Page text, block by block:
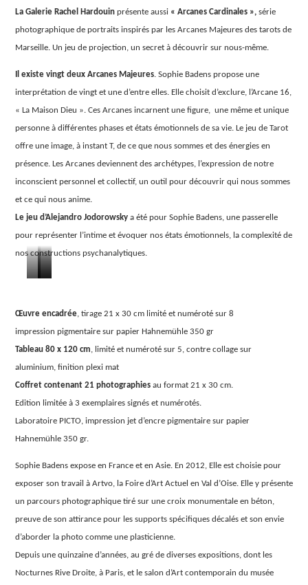
La Galerie Rachel Hardouin présente aussi « Arcanes Cardinales », série
photographique de portraits inspirés par les Arcanes Majeures des tarots de
Marseille. Un jeu de projection, un secret à découvrir sur nous-même.
Il existe vingt deux Arcanes Majeures. Sophie Badens propose une
interprétation de vingt et une d’entre elles. Elle choisit d’exclure, l’Arcane 16,
« La Maison Dieu ». Ces Arcanes incarnent une figure, une même et unique
personne à différentes phases et états émotionnels de sa vie. Le jeu de Tarot
offre une image, à instant T, de ce que nous sommes et des énergies en
présence. Les Arcanes deviennent des archétypes, l’expression de notre
inconscient personnel et collectif, un outil pour découvrir qui nous sommes
et ce qui nous anime.
Le jeu d’Alejandro Jodorowsky a été pour Sophie Badens, une passerelle
pour représenter l’intime et évoquer nos états émotionnels, la complexité de
nos constructions psychanalytiques.
–
Le
–
Le
–
La
Œuvre encadrée, tirage 21 x 30 cm limité et numéroté sur 8
impression pigmentaire sur papier Hahnemühle 350 gr
Tableau 80 x 120 cm, limité et numéroté sur 5, contre collage sur
aluminium, finition plexi mat
Coffret contenant 21 photographies au format 21 x 30 cm.
Edition limitée à 3 exemplaires signés et numérotés.
Laboratoire PICTO, impression jet d’encre pigmentaire sur papier
Hahnemühle 350 gr.
Sophie Badens expose en France et en Asie. En 2012, Elle est choisie pour
exposer son travail à Artvo, la Foire d’Art Actuel en Val d’Oise. Elle y présente
un parcours photographique tiré sur une croix monumentale en béton,
preuve de son attirance pour les supports spécifiques décalés et son envie
d’aborder la photo comme une plasticienne.
Depuis une quinzaine d’années, au gré de diverses expositions, dont les
Nocturnes Rive Droite, à Paris, et le salon d’Art contemporain du musée